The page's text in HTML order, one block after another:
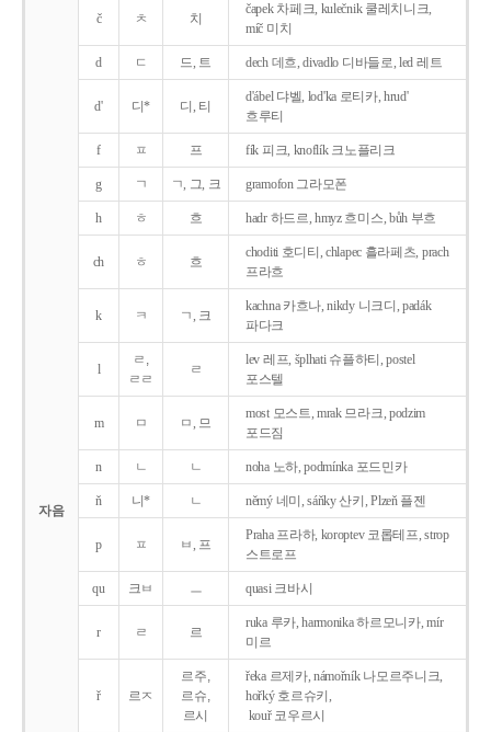
자음
č ㅊ 치
čapek 차페크, kulečnik 쿨레치니크,
míč 미치
d ㄷ 드, 트 dech 데흐, divadlo 디바들로, led 레트
d' 디* 디, 티
d'ábel 댜벨, lod'ka 로티카, hrud'
흐루티
f ㅍ 프 fík 피크, knoflík 크노플리크
g ㄱ ㄱ, 그, 크 gramofon 그라모폰
h ㅎ 흐 hadr 하드르, hmyz 흐미스, bůh 부흐
ch ㅎ 흐
choditi 호디티, chlapec 흘라페츠, prach
프라흐
k ㅋ ㄱ, 크
kachna 카흐나, nikdy 니크디, padák
파다크
l
ㄹ,
ㄹㄹ
ㄹ
lev 레프, šplhati 슈플하티, postel
포스텔
m ㅁ ㅁ, 므
most 모스트, mrak 므라크, podzim
포드짐
n ㄴ ㄴ noha 노하, podmínka 포드민카
ň 니* ㄴ němý 네미, sáňky 산키, Plzeň 플젠
p ㅍ ㅂ, 프
Praha 프라하, koroptev 코롭테프, strop
스트로프
qu 크ㅂ ㅡ quasi 크바시
r ㄹ 르
ruka 루카, harmonika 하르모니카, mír
미르
ř 르ㅈ
르주,
르슈,
르시
řeka 르제카, námořník 나모르주니크,
hořký 호르슈키,
kouř 코우르시